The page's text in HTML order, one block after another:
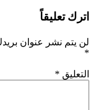
اترك تعليقاً
لن يتم نشر عنوان
*
التعليق *